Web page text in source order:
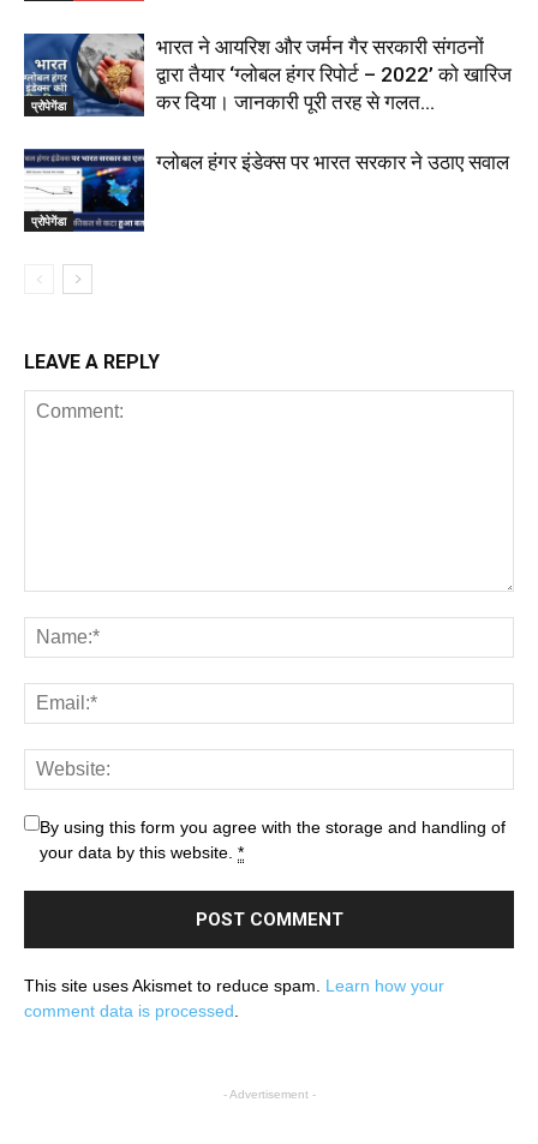
प्रोपेगेंडा
भारत ने आयरिश और जर्मन गैर सरकारी संगठनों
द्वारा तैयार ‘ग्लोबल हंगर रिपोर्ट – 2022’ को खारिज
कर दिया। जानकारी पूरी तरह से गलत...
प्रोपेगेंडा
ग्लोबल हंगर इंडेक्स पर भारत सरकार ने उठाए सवाल
LEAVE A REPLY
By using this form you agree with the storage and handling of
your data by this website. *
This site uses Akismet to reduce spam. Learn how your
comment data is processed
- Advertisement -